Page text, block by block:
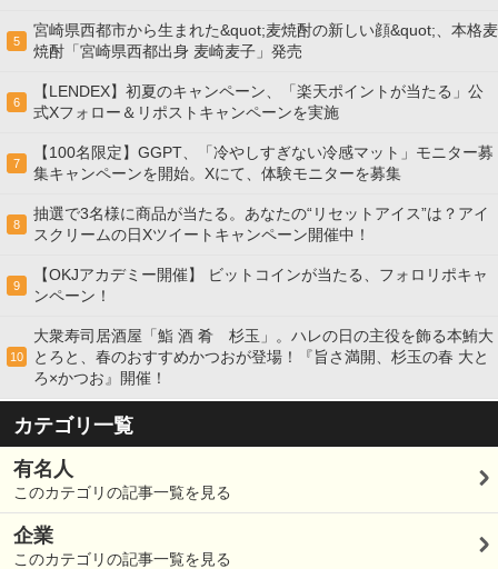
5
宮崎県西都市から生まれた&quot;麦焼酎の新しい顔&quot;、本格麦
焼酎「宮崎県西都出身 麦崎麦子」発売
6
【LENDEX】初夏のキャンペーン、「楽天ポイントが当たる」公
式Xフォロー＆リポストキャンペーンを実施
7
【100名限定】GGPT、「冷やしすぎない冷感マット」モニター募
集キャンペーンを開始。Xにて、体験モニターを募集
8
抽選で3名様に商品が当たる。あなたの“リセットアイス”は？アイ
スクリームの日Xツイートキャンペーン開催中！
9
【OKJアカデミー開催】 ビットコインが当たる、フォロリポキャ
ンペーン！
10
大衆寿司居酒屋「鮨 酒 肴 杉玉」。ハレの日の主役を飾る本鮪大
とろと、春のおすすめかつおが登場！『旨さ満開、杉玉の春 大と
ろ×かつお』開催！
カテゴリ一覧
有名人
このカテゴリの記事一覧を見る
企業
このカテゴリの記事一覧を見る